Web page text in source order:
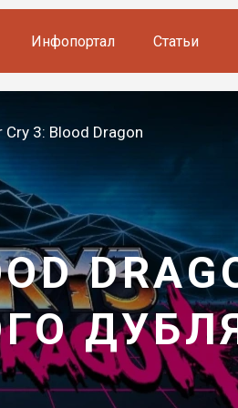
Инфопортал Статьи
Cry 3: Blood Dragon